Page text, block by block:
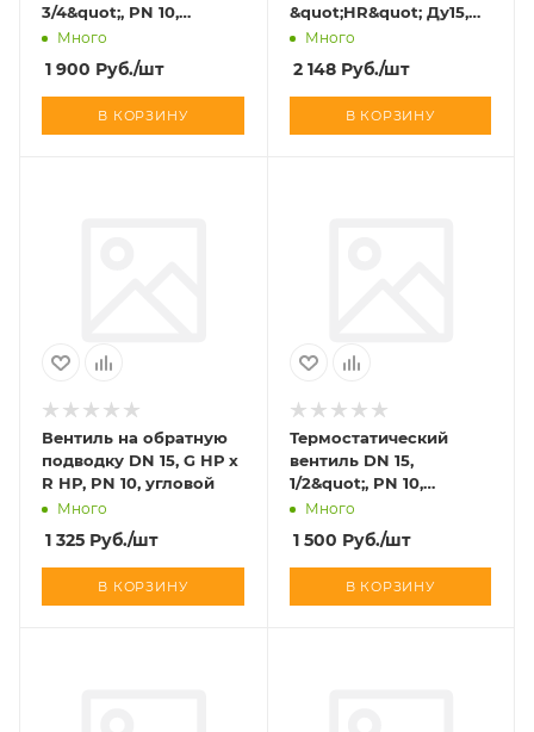
3/4&quot;, PN 10,
угловой
Много
1 900 Руб./шт
В КОРЗИНУ
&quot;HR&quot; Ду15,
1/2&quot;, PN10, угловой
Много
2 148Руб./шт
В КОРЗИНУ
Вентиль на обратную
подводку DN 15, G НР x
R НР, PN 10, угловой
Много
1 325 Руб./шт
В КОРЗИНУ
Термостатический
вентиль DN 15,
1/2&quot;, PN 10,
угловой
Много
1 500 Руб./шт
В КОРЗИНУ